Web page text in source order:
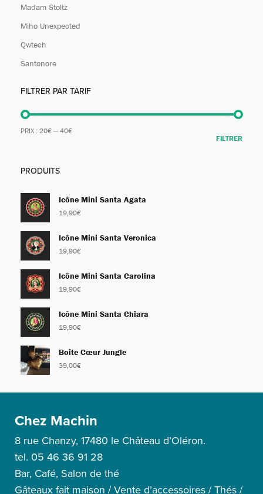
Madam Stoltz
Miho Unexpected
Qwtech
Santonore
FILTRER PAR TARIF
FILTRER
PRIX : 20€ — 40€
PRODUITS
Icône Mini Santa Agata
19,90€
Icône Mini Santa Veronica
19,90€
Icône Mini Santa Carolina
19,90€
Icône Mini Santa Chiara
19,90€
Boite Cœur Jungle
39,00€
Chez Machin
8 rue Chanzy, 17480 le Château d’Oléron.
tel. 05 46 36 91 28
Bar, Café, Salon de thé
Gâteaux fait maison / Vente d’accessoires / Thés /